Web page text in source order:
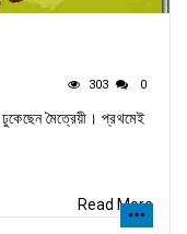
303 0
ঢুকেছেন মৈত্রেয়ী। প্রথমেই
Read More